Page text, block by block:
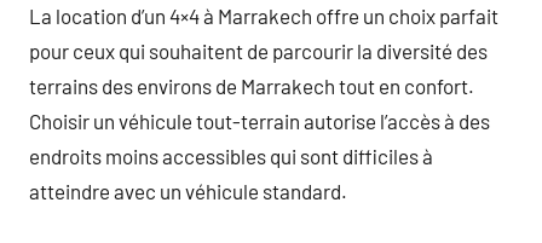
La location d’un 4×4 à Marrakech offre un choix parfait
pour ceux qui souhaitent de parcourir la diversité des
terrains des environs de Marrakech tout en confort.
Choisir un véhicule tout-terrain autorise l’accès à des
endroits moins accessibles qui sont difficiles à
atteindre avec un véhicule standard.